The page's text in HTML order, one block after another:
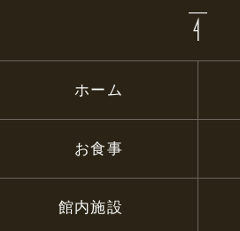
ホーム
お食事
館内施設